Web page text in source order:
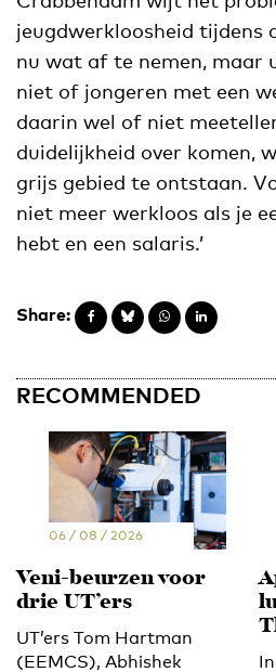
jeugdwerkloosheid tijdens
nu wat af te nemen, maar
niet of jongeren met een
daarin wel of niet
duidelijkheid over komen,
grijs gebied te ontstaan.
niet meer werkloos als je
hebt en een salaris.’
Share:
RECOMMENDED
06 / 08 / 2026
Veni-beurzen voor
drie UT’ers
UT’ers Tom Hartman
(EEMCS), Abhishek